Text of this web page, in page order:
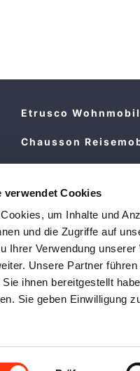
verwendet Cookies
um Inhalte und
und die Zugriffe auf
Ihrer Verwendung
Unsere Partner
ihnen bereitgestellt
Sie geben Einwilligung
Etrusco
Chausson
Wohnwagen
Sterckeman
Caravelair